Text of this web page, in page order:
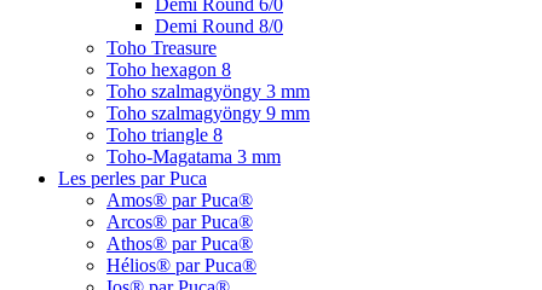
Demi Round 6/0
Demi Round 8/0
Toho Treasure
Toho hexagon 8
Toho szalmagyöngy 3 mm
Toho szalmagyöngy 9 mm
Toho triangle 8
Toho-Magatama 3 mm
Les perles par Puca
Amos® par Puca®
Arcos® par Puca®
Athos® par Puca®
Hélios® par Puca®